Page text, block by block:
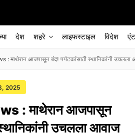
देश शहरे लाइफस्टाइल विदेश
: माथेरान आजपासून बंद! पर्यटकांसाठी स्थानिकांनी उचलला
2025
: माथेरान आजपासून
उचलला आवाज